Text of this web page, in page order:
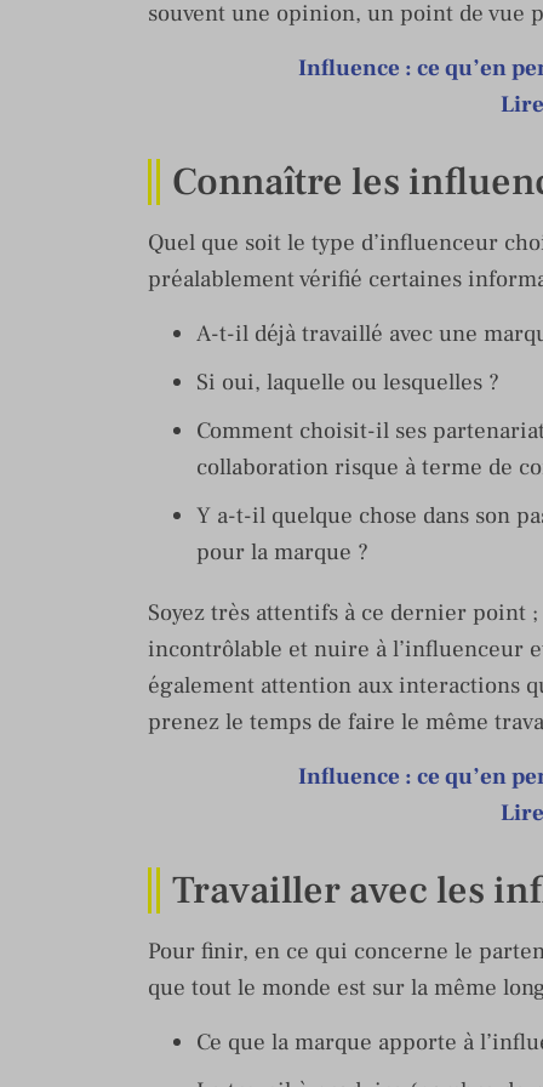
souvent une opinion, un point de vue
Influence : ce qu’en
Connaître les
Quel que soit le type d’influenceur
préalablement vérifié certaines
A-t-il déjà travaillé avec une
Si oui, laquelle ou lesquelles ?
Comment choisit-il ses
collaboration risque à terme de
Y a-t-il quelque chose dans son
pour la marque ?
Soyez très attentifs à ce dernier point
incontrôlable et nuire à l’influenceur
également attention aux interactions
prenez le temps de faire le même
Influence : ce qu’en
Travailler avec les
Pour finir, en ce qui concerne le
que tout le monde est sur la même
Ce que la marque apporte à